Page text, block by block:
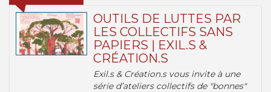
OUTILS DE LUTTES PAR
LES COLLECTIFS SANS
PAPIERS | EXIL.S &
CRÉATION.S
Exil.s & Création.s vous invite à une
série d’ateliers collectifs de "bonnes"